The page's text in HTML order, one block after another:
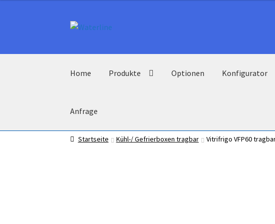
Zur
Zum
Home Produkte Optionen Konfigurator
Anfrage
Startseite Kühl-/ Gefrierboxen tragbar Vitrifrigo VFP60